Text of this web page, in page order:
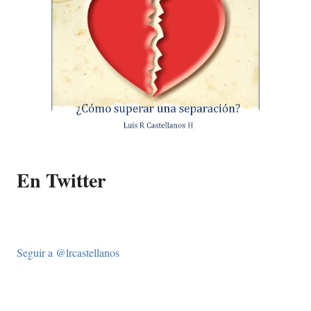
En Twitter
Seguir a @lrcastellanos